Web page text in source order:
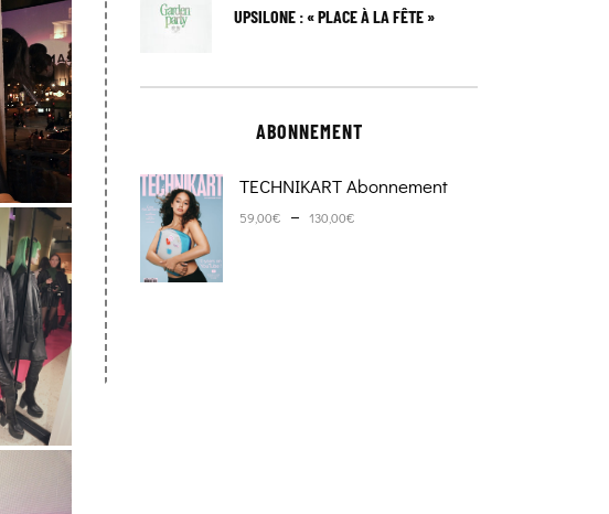
UPSILONE : « PLACE À LA FÊTE »
ABONNEMENT
TECHNIKART Abonnement
59,00€ – 130,00€